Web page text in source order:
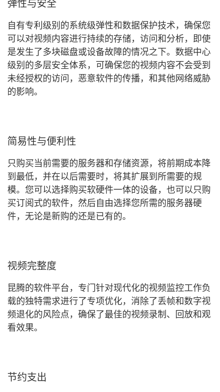
弹性与安全
自有专利级别的系统级弹性和数据保护技术，确保您
可以对视频内容进行持续的存储，访问和分析，即使
是发生了多块磁盘或设备故障的情况之下。数据中心
级别的多层安全体系，可确保您的视频内容不会受到
未经授权的访问，恶意软件的传播，和其他网络威胁
的影响。
简易性与便利性
只购买当前需要的服务器和存储资源，将前期成本降
到最低，并在以后需要时，将其扩展到所需要的规
模。您可以选择购买软硬件一体的设备，也可以只购
买订阅式的软件，然后自由选择您所需的服务器硬
件，无论是新购的还是已有的。
视频完整度
昆腾的软件平台，专门针对现代化的视频监控工作负
载的独特需求进行了专项优化，消除了丢帧和数字视
频退化的风险点，确保了最佳的视频录制、回放和观
看效果。
节约支出